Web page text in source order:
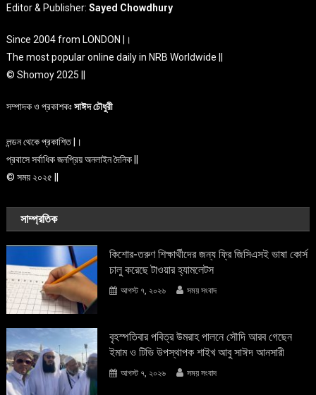
Editor & Publisher:Sayed Chowdhury
Since 2004 from LONDON |।
The most popular online daily in NRB Worldwide ||
© Shomoy 2025 ||
সম্পাদক ও প্রকাশকঃসাঈদ চৌধুরী
লন্ডন থেকে প্রকাশিত |।
প্রবাসে সর্বাধিক জনপ্রিয় অনলাইন দৈনিক ||
© সময় ২০২৫ ||
সাম্প্রতিক
কিশোর-তরুণ শিক্ষার্থীদের জন্য ফ্রি জিসিএসই ভাষা কোর্স
চালু করেছে টাওয়ার হ্যামলেটস
আগস্ট ৭, ২০২৬ সময় সংবাদ
বৃহস্পতিবার পবিত্র উমরাহ পালনে সৌদি আরব গেছেন
ইমাম ও টিভি উপস্থাপক শাইখ আবু সাঈদ আনসারী
আগস্ট ৭, ২০২৬ সময় সংবাদ